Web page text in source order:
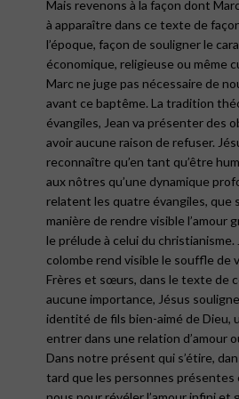
Mais revenons à la façon dont
à apparaître dans ce texte de
l’époque, façon de souligner le
économique, religieuse ou même
Marc ne juge pas nécessaire de
avant ce baptême. La tradition
évangiles, Jean va présenter des
avoir aucune raison de refuser.
reconnaître qu’en tant qu’être
aux nôtres qu’une dynamique
relatent les quatre évangiles, que
manière de rendre visible
le prélude à celui du
colombe rend visible le souffle de
Frères et sœurs, dans le texte de
aucune importance, Jésus
identité de fils bien-aimé de Dieu,
entrer dans une relation d’amour
Dans notre présent qui s’étire,
tard que les personnes présentes